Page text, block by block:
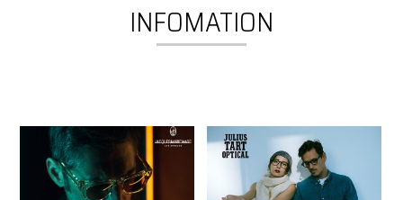
INFOMATION